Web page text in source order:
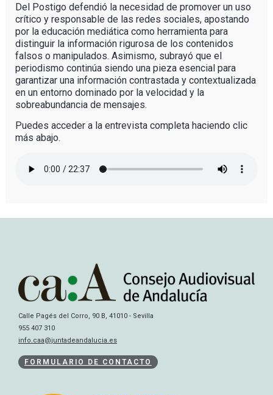
Del Postigo defendió la necesidad de promover un uso
crítico y responsable de las redes sociales, apostando
por la educación mediática como herramienta para
distinguir la información rigurosa de los contenidos
falsos o manipulados. Asimismo, subrayó que el
periodismo continúa siendo una pieza esencial para
garantizar una información contrastada y contextualizada
en un entorno dominado por la velocidad y la
sobreabundancia de mensajes.
Puedes acceder a la entrevista completa haciendo clic
más abajo.
Calle Pagés del Corro, 90 B, 41010 - Sevilla
955 407 310
info.caa@juntadeandalucia.es
FORMULARIO DE CONTACTO